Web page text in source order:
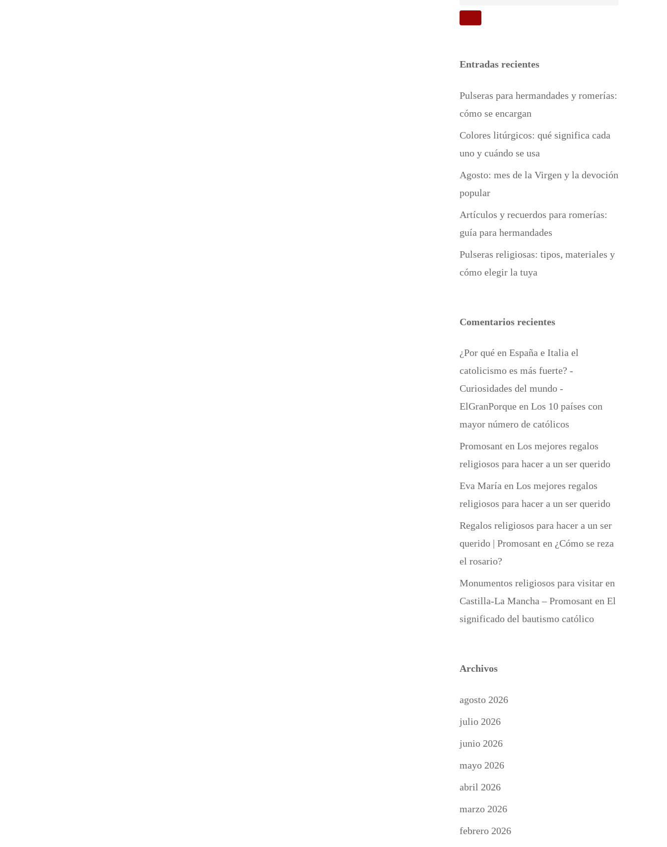
Entradas recientes
Pulseras para hermandades y romerías:
cómo se encargan
Colores litúrgicos: qué significa cada
uno y cuándo se usa
Agosto: mes de la Virgen y la devoción
popular
Artículos y recuerdos para romerías:
guía para hermandades
Pulseras religiosas: tipos, materiales y
cómo elegir la tuya
Comentarios recientes
¿Por qué en España e Italia el
catolicismo es más fuerte? -
Curiosidades del mundo -
ElGranPorque en Los 10 países con
mayor número de católicos
Promosant en Los mejores regalos
religiosos para hacer a un ser querido
Eva María en Los mejores regalos
religiosos para hacer a un ser querido
Regalos religiosos para hacer a un ser
querido | Promosant en ¿Cómo se reza
el rosario?
Monumentos religiosos para visitar en
Castilla-La Mancha – Promosant en El
significado del bautismo católico
Archivos
agosto 2026
julio 2026
junio 2026
mayo 2026
abril 2026
marzo 2026
febrero 2026